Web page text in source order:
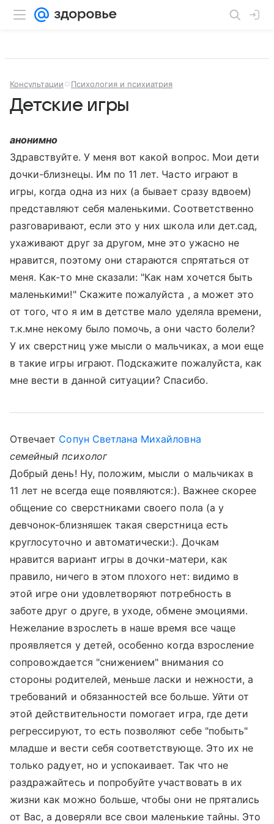
Консультации Психология и психиатрия
Детские игры
анонимно
Здравствуйте. У меня вот какой вопрос. Мои дети
дочки-близнецы. Им по 11 лет. Часто играют в
игры, когда одна из них (а бывает сразу вдвоем)
представляют себя маленькими. Соответственно
разговаривают, если это у них школа или дет.сад,
ухаживают друг за другом, мне это ужасно не
нравится, поэтому они стараются спрятаться от
меня. Как-то мне сказали: "Как нам хочется быть
маленькими!" Скажите пожалуйста , а может это
от того, что я им в детстве мало уделяла времени,
т.к.мне некому было помочь, а они часто болели?
У их сверстниц уже мысли о мальчиках, а мои еще
в такие игры играют. Подскажите пожалуйста, как
мне вести в данной ситуации? Спасибо.
Отвечает Сопун Светлана Михайловна
семейный психолог
Добрый день! Ну, положим, мысли о мальчиках в
11 лет не всегда еще появляются:). Важнее скорее
общение со сверстниками своего пола (а у
девчонок-близняшек такая сверстница есть
круглосуточно и автоматически:). Дочкам
нравится вариант игры в дочки-матери, как
правило, ничего в этом плохого нет: видимо в
этой игре они удовлетворяют потребность в
заботе друг о друге, в уходе, обмене эмоциями.
Нежелание взрослеть в наше время все чаще
проявляется у детей, особенно когда взросление
сопровождается "снижением" внимания со
стороны родителей, меньше ласки и нежности, а
требований и обязанностей все больше. Уйти от
этой действительности помогает игра, где дети
регрессируют, то есть позволяют себе "побыть"
младше и вести себя соответствующе. Это их не
только радует, но и успокаивает. Так что не
раздражайтесь и попробуйте участвовать в их
жизни как можно больше, чтобы они не прятались
от Вас, а доверяли все свои маленькие тайны. Это